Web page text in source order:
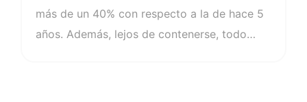
más de un 40% con respecto a la de hace 5
años. Además, lejos de contenerse, todo